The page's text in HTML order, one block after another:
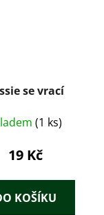
se vrací
(1 ks)
19 Kč
KOŠÍKU